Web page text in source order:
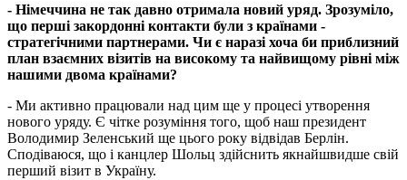
- Німеччина не так давно отримала новий уряд. Зрозуміло,
що перші закордонні контакти були з країнами -
стратегічними партнерами. Чи є наразі хоча би приблизний
план взаємних візитів на високому та найвищому рівні між
нашими двома країнами?
- Ми активно працювали над цим ще у процесі утворення
нового уряду. Є чітке розуміння того, щоб наш президент
Володимир Зеленський ще цього року відвідав Берлін.
Сподіваюся, що і канцлер Шольц здійснить якнайшвидше свій
перший візит в Україну.